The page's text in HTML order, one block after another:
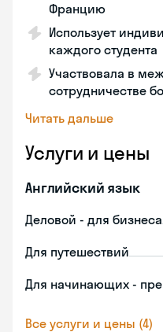
Францию
Использует
каждого студента
Участвовала в
сотрудничестве
Читать дальше
Услуги и цены
Английский язык
Деловой - для бизнеса
Для путешествий
Для начинающих -
Все услуги и цены (4)